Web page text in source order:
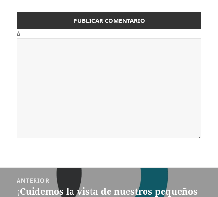
Δ
ANTERIOR
Entrada
¡Cuidemos la vista de nuestros pequeños